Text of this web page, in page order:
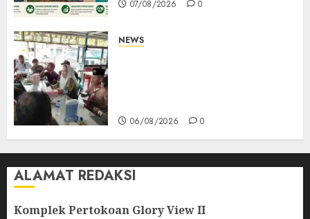
07/08/2026 0
NEWS
06/08/2026 0
ALAMAT REDAKSI
Komplek Pertokoan Glory View II